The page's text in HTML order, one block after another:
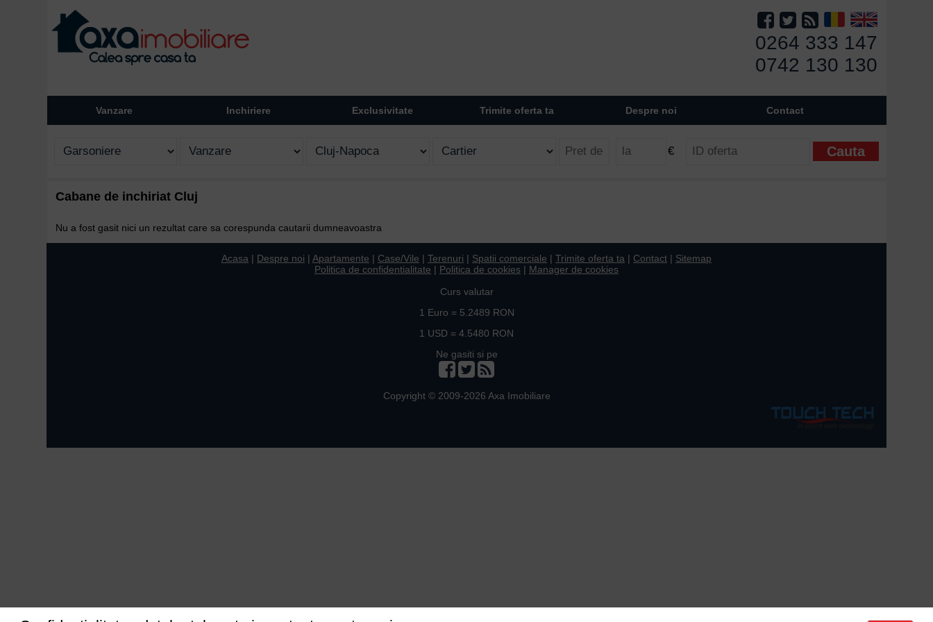
0264 333 147
0742 130 130
Vanzare Inchiriere Exclusivitate Trimite oferta ta Despre noi Contact
€
Cabane de inchiriat Cluj
Nu a fost gasit nici un rezultat care sa corespunda cautarii dumneavoastra
Acasa | Despre noi | Apartamente | Case/Vile | Terenuri | Spatii comerciale | Trimite oferta ta | Contact | Sitemap
Politica de confidentialitate | Politica de cookies | Manager de cookies
Curs valutar
1 Euro = 5.2489 RON
1 USD = 4.5480 RON
Ne gasiti si pe
Copyright © 2009-2026 Axa Imobiliare